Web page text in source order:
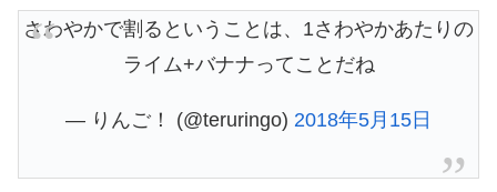
さわやかで割るということは、1さわやかあたりの
ライム+バナナってことだね
— りんご！ (@teruringo) 2018年5月15日